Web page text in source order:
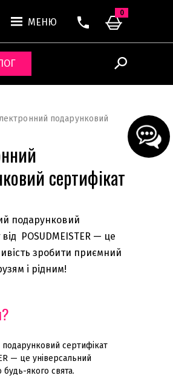
МЕНЮ
0
подарунковий
сертифікат
подарунковий
POSUDMEISTER — це
зробити приємний
і рідним!
сертифікат
— це універсальний
якого свята.